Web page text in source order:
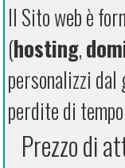
Il Sito web è
(hosting,
personalizzi
perdite di
Prezzo di